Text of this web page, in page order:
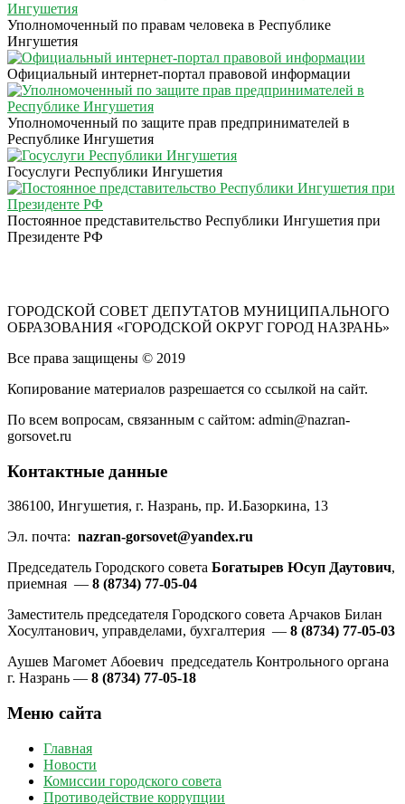
Уполномоченный по правам человека в Республике
Ингушетия
Официальный интернет-портал правовой информации
Уполномоченный по защите прав предпринимателей в
Республике Ингушетия
Госуслуги Республики Ингушетия
Постоянное представительство Республики Ингушетия при
Президенте РФ
ГОРОДСКОЙ СОВЕТ ДЕПУТАТОВ МУНИЦИПАЛЬНОГО
ОБРАЗОВАНИЯ «ГОРОДСКОЙ ОКРУГ ГОРОД НАЗРАНЬ»
Все права защищены © 2019
Копирование материалов разрешается со ссылкой на сайт.
По всем вопросам, связанным с сайтом: admin@nazran-
gorsovet.ru
Контактные данные
386100, Ингушетия, г. Назрань, пр. И.Базоркина, 13
Эл. почта: nazran-gorsovet@yandex.ru
Председатель Городского совета Богатырев Юсуп Даутович,
приемная — 8 (8734) 77-05-04
Заместитель председателя Городского совета Арчаков Билан
Хосултанович, управделами, бухгалтерия — 8 (8734) 77-05-03
Аушев Магомет Абоевич председатель Контрольного органа
г. Назрань — 8 (8734) 77-05-18
Меню сайта
Главная
Новости
Комиссии городского совета
Противодействие коррупции